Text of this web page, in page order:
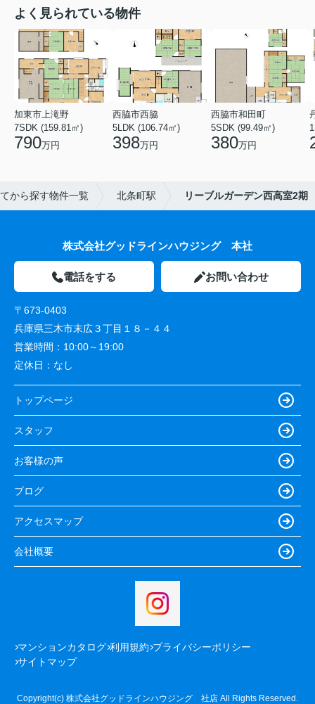
よく見られている物件
加東市上滝野
7SDK (159.81㎡)
790万円
西脇市西脇
5LDK (106.74㎡)
398万円
西脇市和田町
5SDK (99.49㎡)
380万円
から探す物件一覧 北条町駅 リーブルガーデン西高室2期
株式会社グッドラインハウジング 本社
電話をする お問い合わせ
〒673-0403
兵庫県三木市末広３丁目１８－４４
営業時間： 10:00～19:00
定休日： なし
トップページ
スタッフ
お客様の声
ブログ
アクセスマップ
会社概要
マンションカタログ 利用規約 プライバシーポリシー
サイトマップ
Copyright(c) 株式会社グッドラインハウジング 社店 All Rights Reserved.